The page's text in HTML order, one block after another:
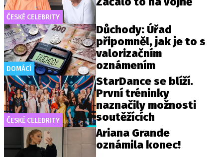
ČESKÉ CELEBRITY
DOMÁCÍ
Důchody: Úřad
připomněl, jak je to s
valorizačním
oznámením
ČESKÉ CELEBRITY
StarDance se blíží.
První tréninky
naznačily možnosti
soutěžících
Ariana Grande
oznámila konec!